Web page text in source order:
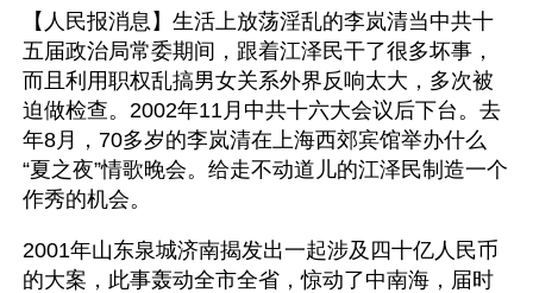
【人民报消息】生活上放荡淫乱的李岚清当中共十
五届政治局常委期间，跟着江泽民干了很多坏事，
而且利用职权乱搞男女关系外界反响太大，多次被
迫做检查。2002年11月中共十六大会议后下台。去
年8月，70多岁的李岚清在上海西郊宾馆举办什么
“夏之夜”情歌晚会。给走不动道儿的江泽民制造一个
作秀的机会。
2001年山东泉城济南揭发出一起涉及四十亿人民币
的大案，此事轰动全市全省，惊动了中南海，届时